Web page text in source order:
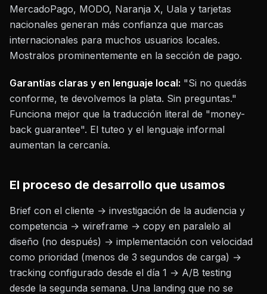
MercadoPago, MODO, Naranja X, Uala y tarjetas
nacionales generan más confianza que marcas
internacionales para muchos usuarios locales.
Mostralos prominentemente en la sección de pago.
Garantías claras y en lenguaje local: "Si no quedás
conforme, te devolvemos la plata. Sin preguntas."
Funciona mejor que la traducción literal de "money-
back guarantee". El tuteo y el lenguaje informal
aumentan la cercanía.
El proceso de desarrollo que usamos
Brief con el cliente → investigación de la audiencia y
competencia → wireframe → copy en paralelo al
diseño (no después) → implementación con velocidad
como prioridad (menos de 3 segundos de carga) →
tracking configurado desde el día 1 → A/B testing
desde la segunda semana. Una landing que no se